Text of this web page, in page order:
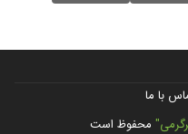
با ما
محفوظ است